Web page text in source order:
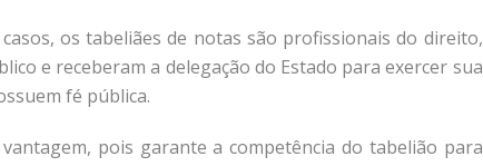
os tabeliães de notas são profissionais do direito,
e receberam a delegação do Estado para exercer sua
fé pública.
pois garante a competência do tabelião para